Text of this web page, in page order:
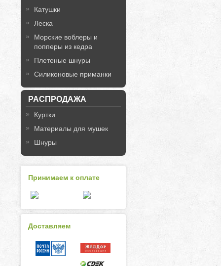
Катушки
Леска
Морские воблеры и
попперы из кедра
Плетеные шнуры
Силиконовые приманки
РАСПРОДАЖА
Куртки
Материалы для мушек
Шнуры
Принимаем к оплате
Доставляем